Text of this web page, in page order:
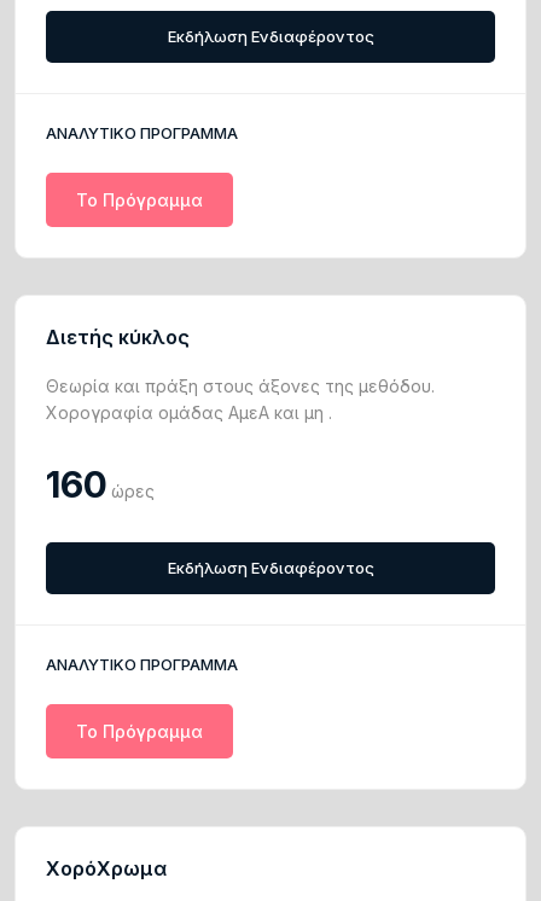
Εκδήλωση Ενδιαφέροντος
ΑΝΑΛΥΤΙΚΟ ΠΡΟΓΡΑΜΜΑ
Το Πρόγραμμα
Διετής κύκλος
Θεωρία και πράξη στους άξονες της μεθόδου.
Χορογραφία ομάδας ΑμεΑ και μη .
160 ώρες
Εκδήλωση Ενδιαφέροντος
ΑΝΑΛΥΤΙΚΟ ΠΡΟΓΡΑΜΜΑ
Το Πρόγραμμα
ΧορόΧρωμα